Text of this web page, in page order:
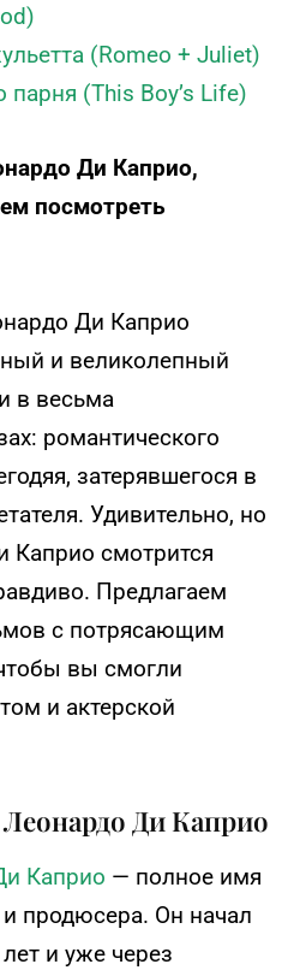
)
(Romeo + Juliet)
парня (This Boy’s Life)
Ди Каприо,
посмотреть
Ди Каприо
и великолепный
в весьма
романтического
затерявшегося в
Удивительно, но
Каприо смотрится
Предлагаем
с потрясающим
вы смогли
и актерской
Ди Каприо
Каприо — полное имя
и продюсера. Он начал
и уже через